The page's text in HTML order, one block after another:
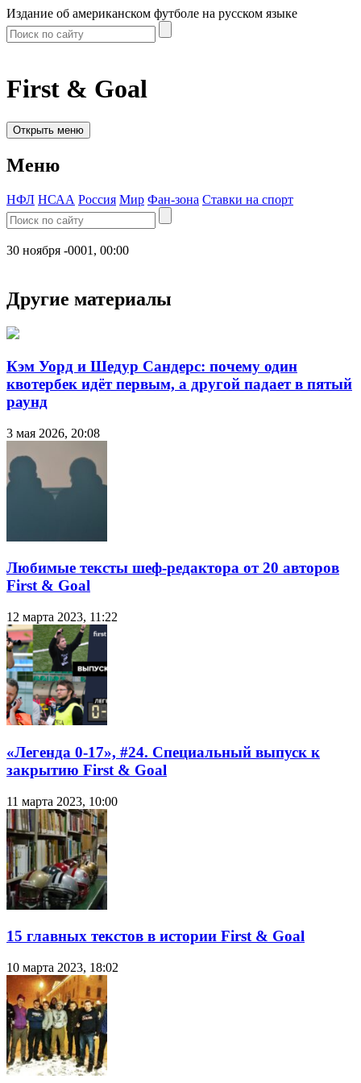
Издание об американском футболе на русском языке
First & Goal
Открыть меню
Меню
НФЛ НСАА Россия Мир Фан-зона Ставки на спорт
30 ноября -0001, 00:00
Другие материалы
Кэм Уорд и Шедур Сандерс: почему один
квотербек идёт первым, а другой падает в пятый
раунд
3 мая 2026, 20:08
Любимые тексты шеф-редактора от 20 авторов
First & Goal
12 марта 2023, 11:22
«Легенда 0-17», #24. Специальный выпуск к
закрытию First & Goal
11 марта 2023, 10:00
15 главных текстов в истории First & Goal
10 марта 2023, 18:02